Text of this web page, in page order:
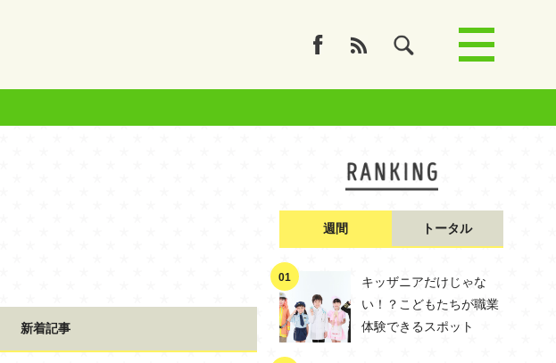
新着記事
週間 トータル
キッザニアだけじゃな
い！？こどもたちが職業
体験できるスポット